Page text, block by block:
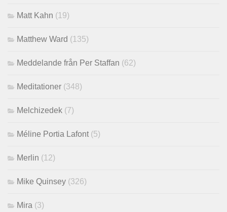
Matt Kahn (19)
Matthew Ward (135)
Meddelande från Per Staffan (62)
Meditationer (348)
Melchizedek (7)
Méline Portia Lafont (5)
Merlin (12)
Mike Quinsey (326)
Mira (3)